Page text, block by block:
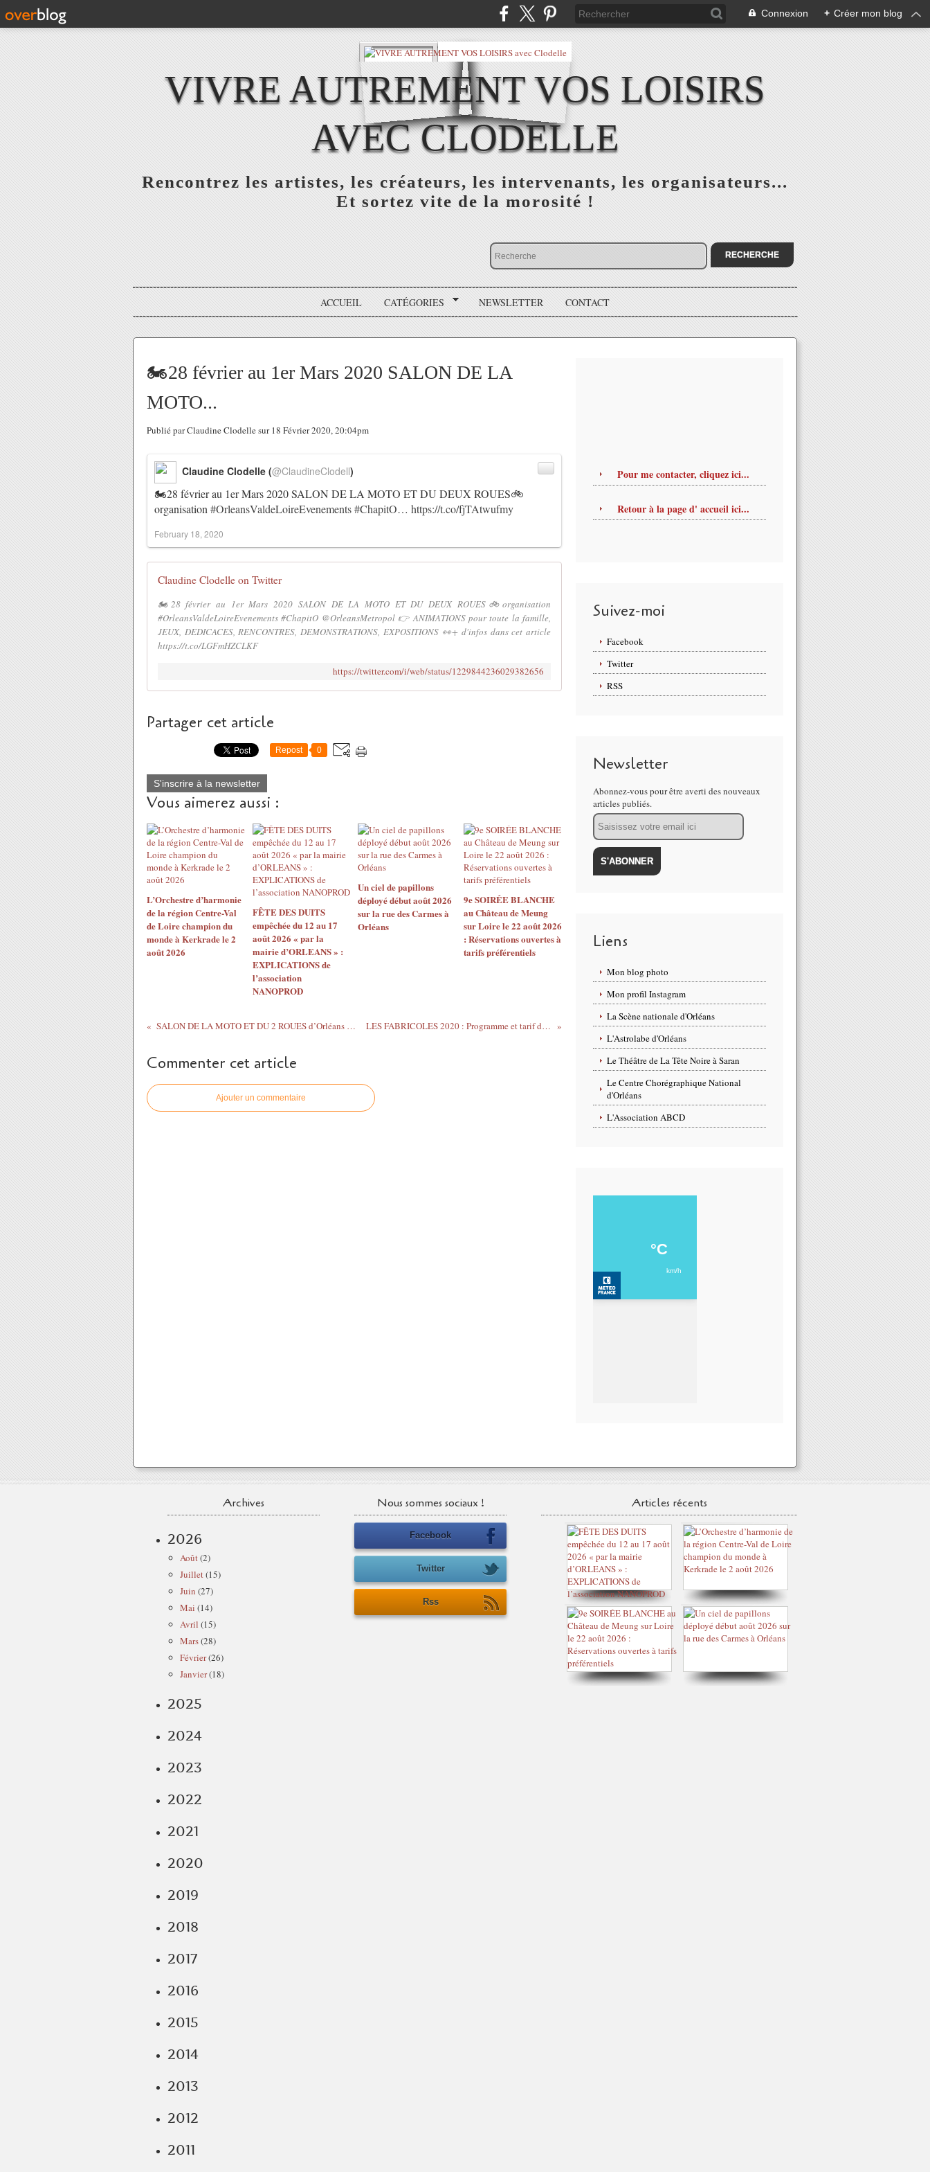
Connexion + Créer mon blog
VIVRE AUTREMENT VOS LOISIRS
AVEC CLODELLE
Rencontrez les artistes, les créateurs, les intervenants, les organisateurs...
Et sortez vite de la morosité !
ACCUEIL CATÉGORIES NEWSLETTER CONTACT
🏍28 février au 1er Mars 2020 SALON DE LA
MOTO...
Publié par Claudine Clodelle sur 18 Février 2020, 20:04pm
🏍28 février au 1er Mars 2020 SALON DE LA MOTO ET DU DEUX ROUES🚲
organisation #OrleansValdeLoireEvenements#ChapitO… https://t.co/fjTAtwufmy
Claudine Clodelle (@ClaudineClodell)
February 18, 2020
Claudine Clodelle on Twitter
🏍28 février au 1er Mars 2020 SALON DE LA MOTO ET DU DEUX ROUES🚲organisation
#OrleansValdeLoireEvenements #ChapitO @OrleansMetropol 👉 ANIMATIONS pour toute la famille,
JEUX, DEDICACES, RENCONTRES, DEMONSTRATIONS, EXPOSITIONS 👀+ d'infos dans cet article
https://t.co/LGFmHZCLKF
https://twitter.com/i/web/status/1229844236029382656
Partager cet article
Repost 0
S'inscrire à la newsletter
Vous aimerez aussi :
L’Orchestre d’harmonie
de la région Centre-Val
de Loire champion du
monde à Kerkrade le 2
août 2026
FÊTE DES DUITS
empêchée du 12 au 17
août 2026 « par la
mairie d’ORLEANS » :
EXPLICATIONS de
l’association
NANOPROD
Un ciel de papillons
déployé début août 2026
sur la rue des Carmes à
Orléans
9e SOIRÉE BLANCHE
au Château de Meung
sur Loire le 22 août 2026
: Réservations ouvertes à
tarifs préférentiels
SALON DE LA MOTO ET DU 2 ROUES d’Orléans : exposants, animations et lots à gagner du 28 février au 2 Mars 2020 LES FABRICOLES 2020 : Programme et tarif du 21 février au 23 février - Théâtre La Fabrique Meung-sur-Loire
Commenter cet article
Ajouter un commentaire
Pour me contacter, cliquez ici...
Retour à la page d' accueil ici...
Suivez-moi
Facebook
Twitter
RSS
Newsletter
Abonnez-vous pour être averti des nouveaux
articles publiés.
Email
Liens
Mon blog photo
Mon profil Instagram
La Scène nationale d'Orléans
L'Astrolabe d'Orléans
Le Théâtre de La Tête Noire à Saran
Le Centre Chorégraphique National
d'Orléans
L'Association ABCD
Archives
2026
Août(2)
Juillet(15)
Juin (27)
Mai (14)
Avril (15)
Mars(28)
Février(26)
Janvier(18)
2025
2024
2023
2022
2021
2020
2019
2018
2017
2016
2015
2014
2013
2012
2011
Nous sommes sociaux !
Facebook
Twitter
Rss
Articles récents